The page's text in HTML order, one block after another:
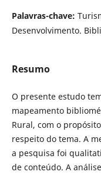
Palavras-chave:
Desenvolvimento.
Resumo
O presente estudo
mapeamento
Rural, com o
respeito do tema. A
a pesquisa foi
de conteúdo. A